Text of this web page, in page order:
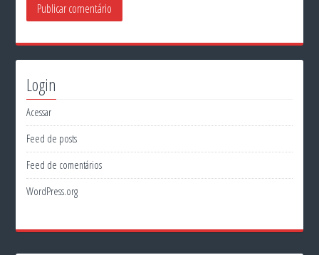
Login
Acessar
Feed de posts
Feed de comentários
WordPress.org